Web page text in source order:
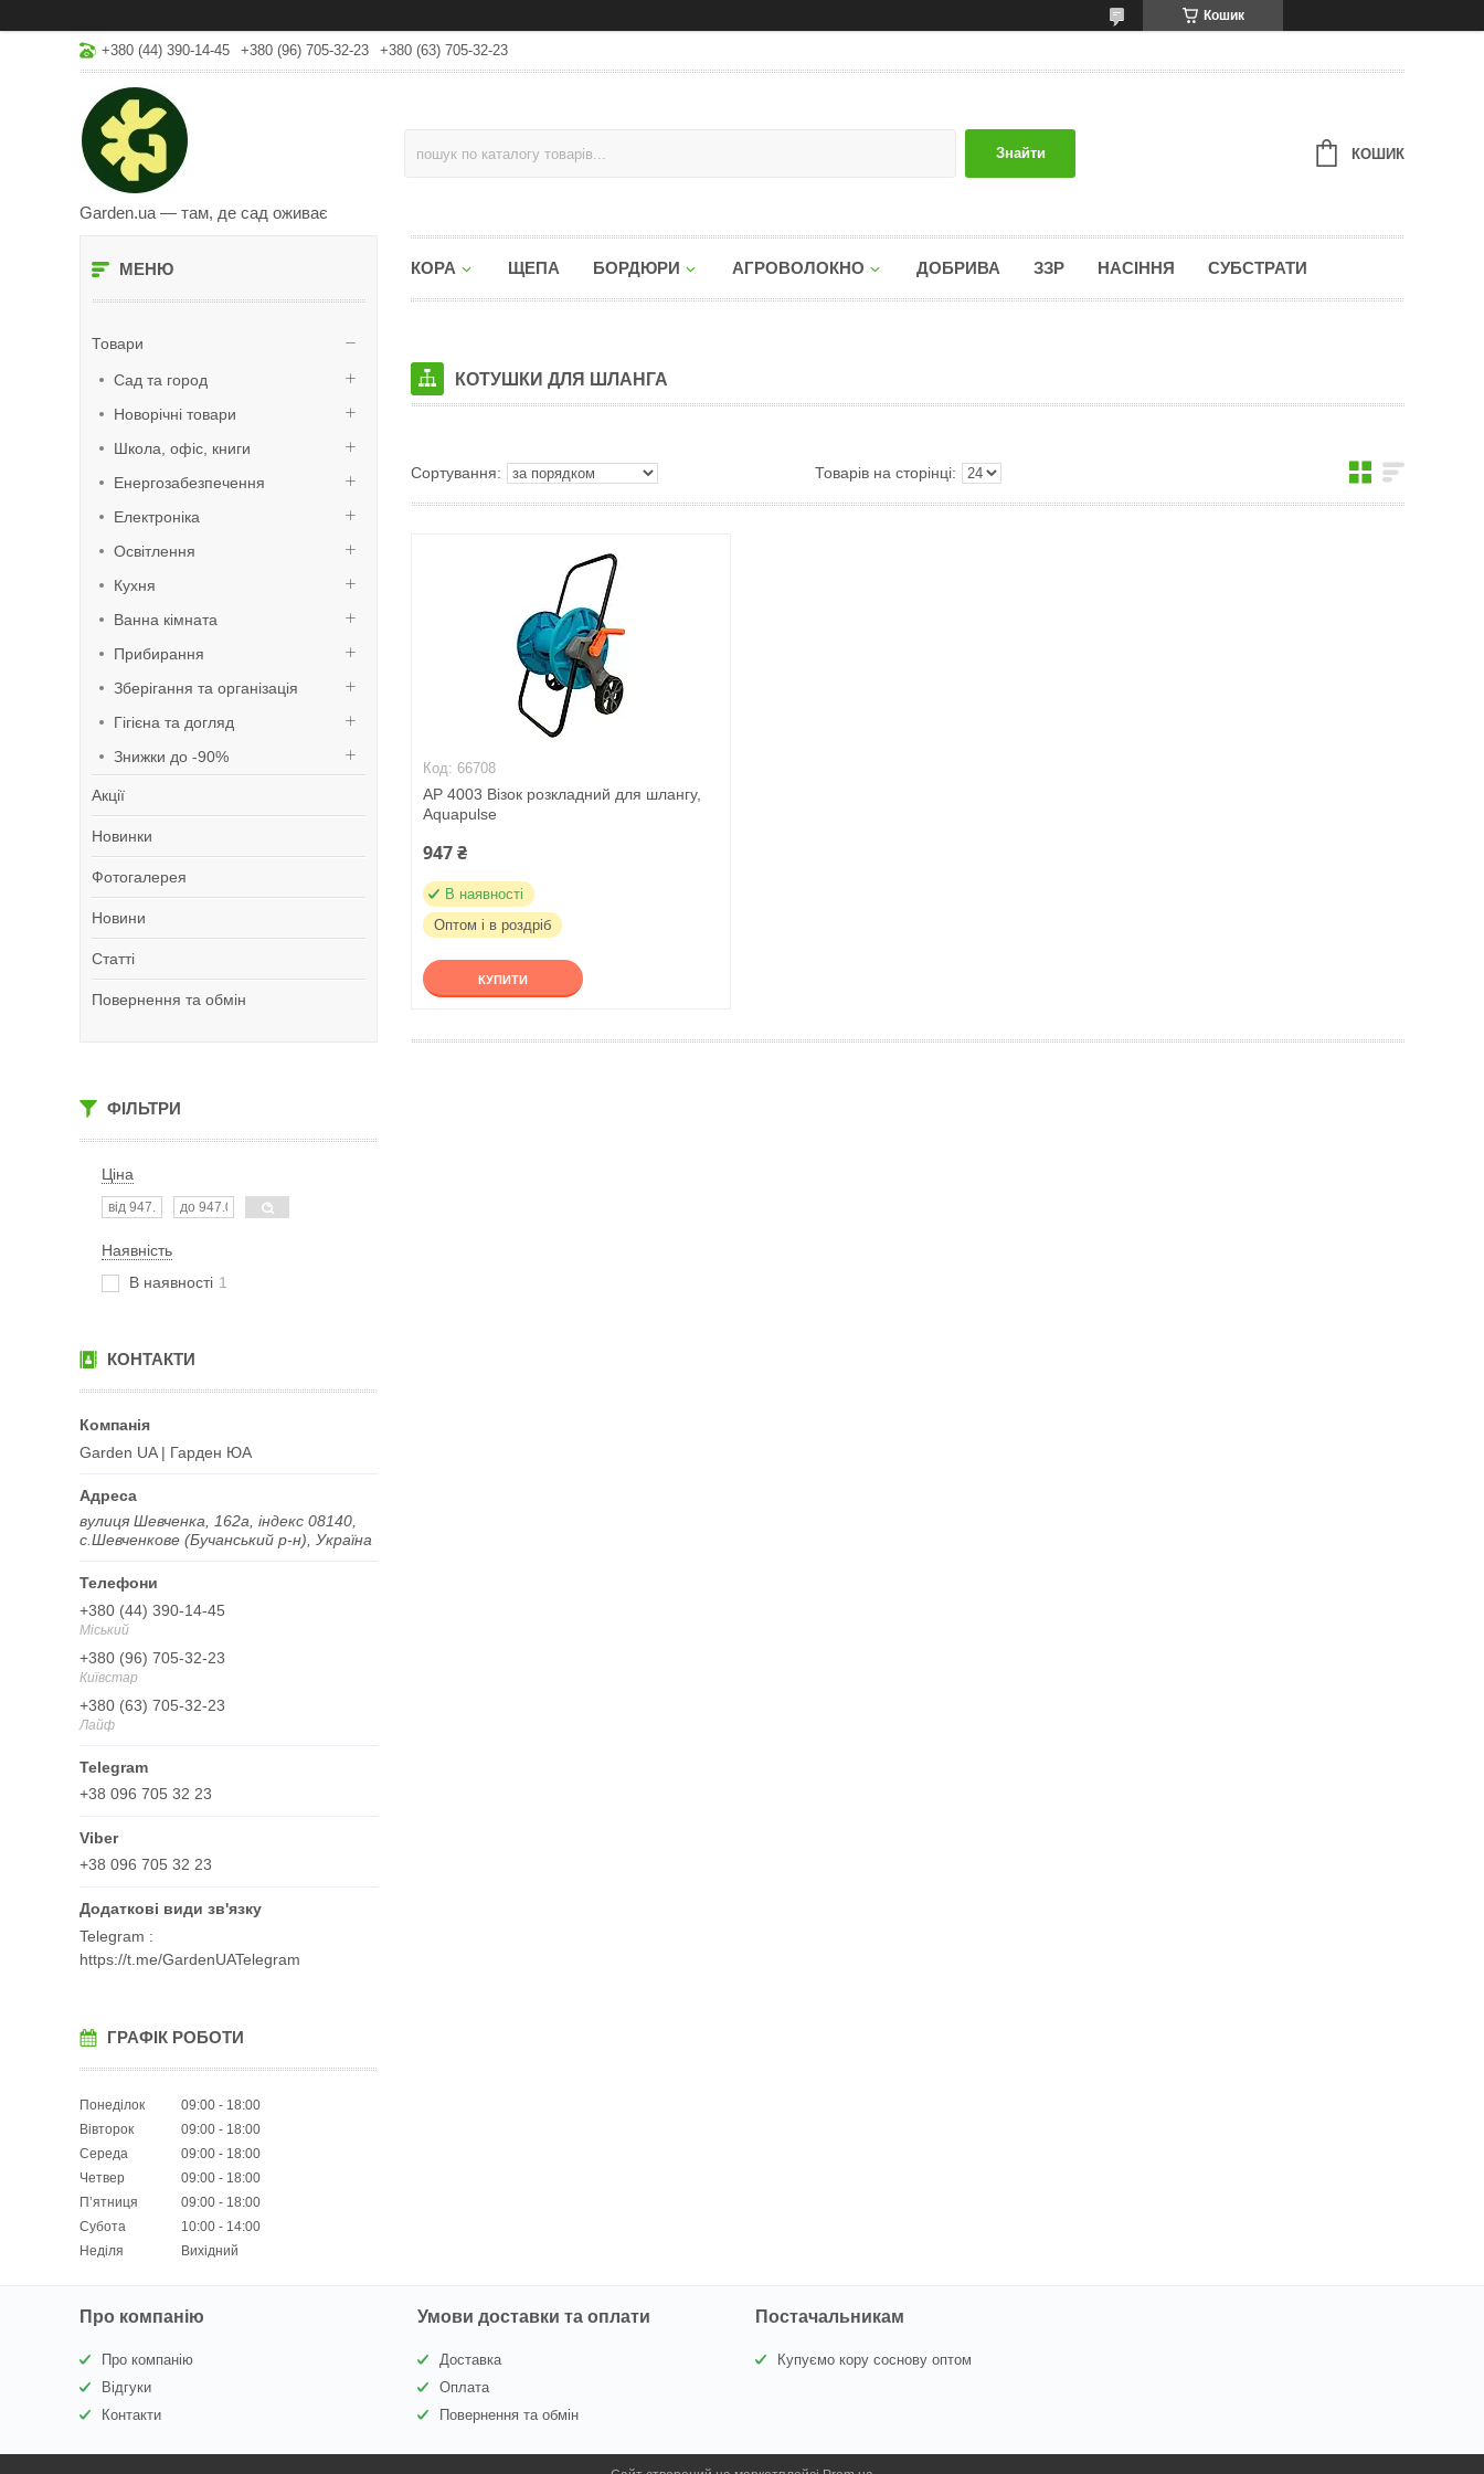
Кошик
+380 (44) 390-14-45 +380 (96) 705-32-23 +380 (63) 705-32-23
Garden.ua — там, де сад оживає
Знайти КОШИК
Товари
Сад та город
Новорічні товари
Школа, офіс, книги
Енергозабезпечення
Електроніка
Освітлення
Кухня
Ванна кімната
Прибирання
Зберігання та організація
Гігієна та догляд
Знижки до -90%
Акції
Новинки
Фотогалерея
Новини
Статті
Повернення та обмін
ФІЛЬТРИ
Ціна
Наявність
В наявності 1
КОНТАКТИ
Garden UA | Гарден ЮА
вулиця Шевченка, 162а, індекс 08140,
с.Шевченкове (Бучанський р-н), Україна
+380 (44) 390-14-45
Міський
+380 (96) 705-32-23
Київстар
+380 (63) 705-32-23
Лайф
+38 096 705 32 23
+38 096 705 32 23
Telegram
https://t.me/GardenUATelegram
ГРАФІК РОБОТИ
Понеділок 09:00
18:00
Вівторок
09:00
18:00
Середа
09:00
18:00
Четвер
09:00
18:00
Пʼятниця
09:00
18:00
Субота
10:00
14:00
Неділя
Вихідний
КОРА ЩЕПА БОРДЮРИ АГРОВОЛОКНО ДОБРИВА ЗЗР НАСІННЯ СУБСТРАТИ
КОТУШКИ ДЛЯ ШЛАНГА
66708
AP 4003 Візок розкладний для шлангу,
Aquapulse
947 ₴
В наявності
Оптом і в роздріб
КУПИТИ
Про компанію
Про компанію
Відгуки
Контакти
Умови доставки та оплати
Доставка
Оплата
Повернення та обмін
Постачальникам
Купуємо кору соснову оптом